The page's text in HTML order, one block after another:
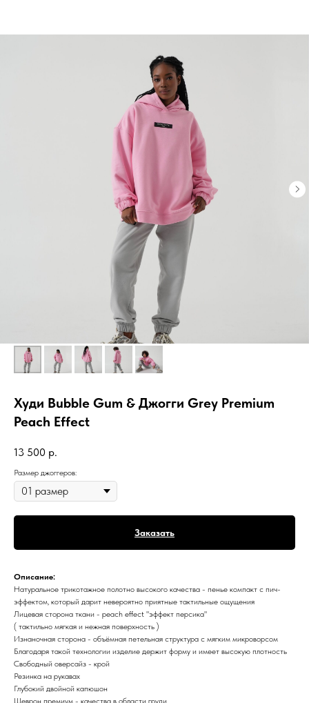
Худи Bubble Gum & Джогги Grey Premium
Peach Effect
13 500 р.
Размер джоггеров:
Заказать
Описание:
Натуральное трикотажное полотно высокого качества - пенье компакт с пич-
эффектом, который дарит невероятно приятные тактильные ощущения
Лицевая сторона ткани - peach effect "эффект персика"
( тактильно мягкая и нежная поверхность )
Изнаночная сторона - объёмная петельная структура с мягким микроворсом
Благодаря такой технологии изделие держит форму и имеет высокую плотность
Свободный оверсайз - крой
Резинка на рукавах
Глубокий двойной капюшон
Шеврон премиум - качества в области груди